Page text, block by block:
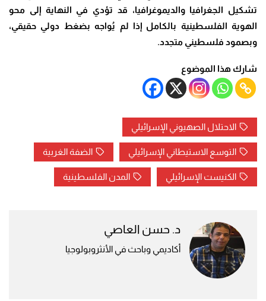
تشكيل الجغرافيا والديموغرافيا، قد تؤدي في النهاية إلى محو
الهوية الفلسطينية بالكامل إذا لم يُواجه بضغط دولي حقيقي،
وبصمود فلسطيني متجدد.
شارك هذا الموضوع
الاحتلال الصهيوني الإسرائيلي
التوسع الاستيطاني الإسرائيلي الضفة الغربية
الكنيست الإسرائيلي المدن الفلسطينية
د. حسن العاصي
أكاديمي وباحث في الأنثروبولوجيا